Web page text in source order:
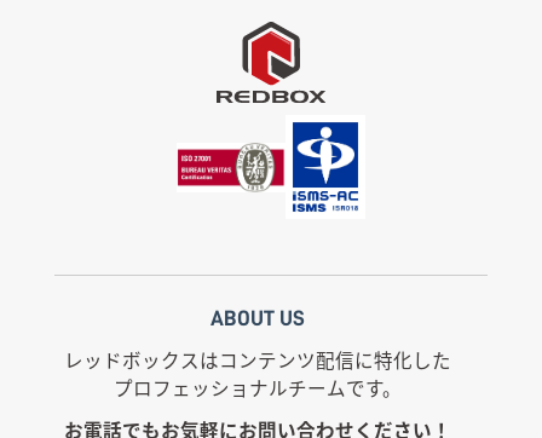
ABOUT US
レッドボックスはコンテンツ配信に特化した
プロフェッショナルチームです。
お電話でもお気軽にお問い合わせください！